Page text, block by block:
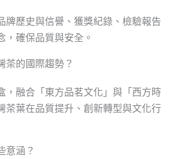
牌歷史與信譽、獲獎紀錄、檢驗報告
，確保品質與安全。
茶的國際趨勢？
，融合「東方品茗文化」與「西方時
茶葉在品質提升、創新轉型與文化行
意涵？